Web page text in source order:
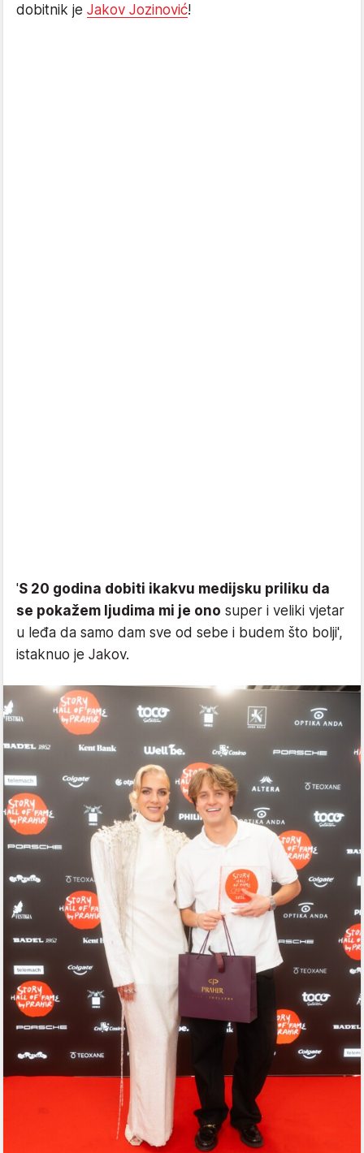
dobitnik je Jakov Jozinović!
'S 20 godina dobiti ikakvu medijsku priliku da
se pokažem ljudima mi je ono super i veliki vjetar
u leđa da samo dam sve od sebe i budem što bolji',
istaknuo je Jakov.